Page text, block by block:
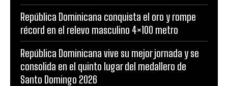
República Dominicana conquista el oro y rompe
récord en el relevo masculino 4×100 metro
República Dominicana vive su mejor jornada y se
consolida en el quinto lugar del medallero de
Santo Domingo 2026